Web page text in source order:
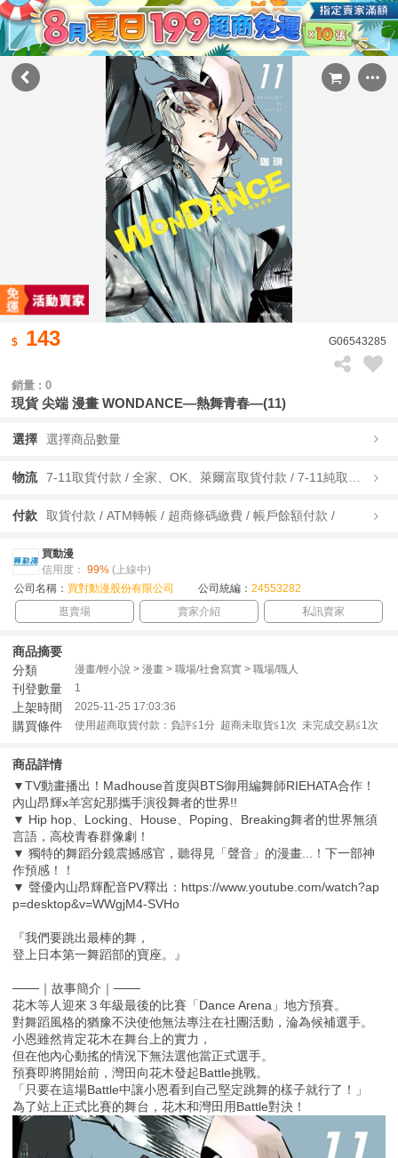
143 G06543285
銷量 : 0
現貨 尖端 漫畫 WONDANCE—熱舞青春—(11)
選擇 選擇商品數量
物流
付款 取貨付款 / ATM轉帳 / 超商條碼繳費 / 帳戶餘額付款 /
買動漫
信用度： 99% (上線中)
公司名稱： 買對動漫股份有限公司 公司統編： 24553282
逛賣場
賣家介紹 私訊賣家
商品摘要
分類
漫畫/輕小說 > 漫畫 > 職場/社會寫實 > 職場/職人
刊登數量 1
上架時間 2025-11-25 17:03:36
購買條件 使用超商取貨付款：負評≦1分 超商未取貨≦1次 未完成交易≦1次
商品詳情
▼TV動畫播出！Madhouse首度與BTS御用編舞師RIEHATA合作！
內山昂輝x羊宮妃那攜手演役舞者的世界!!
▼ Hip hop、Locking、House、Poping、Breaking舞者的世界無須
言語，高校青春群像劇！
▼ 獨特的舞蹈分鏡震撼感官，聽得見「聲音」的漫畫...！下一部神
作預感！！
▼ 聲優內山昂輝配音PV釋出：https://www.youtube.com/watch?ap
p=desktop&v=WWgjM4-SVHo
『我們要跳出最棒的舞，
登上日本第一舞蹈部的寶座。』
───｜故事簡介｜───
花木等人迎來３年級最後的比賽「Dance Arena」地方預賽。
對舞蹈風格的猶豫不決使他無法專注在社團活動，淪為候補選手。
小恩雖然肯定花木在舞台上的實力，
但在他內心動搖的情況下無法選他當正式選手。
預賽即將開始前，灣田向花木發起Battle挑戰。
「只要在這場Battle中讓小恩看到自己堅定跳舞的樣子就行了！」
為了站上正式比賽的舞台，花木和灣田用Battle對決！